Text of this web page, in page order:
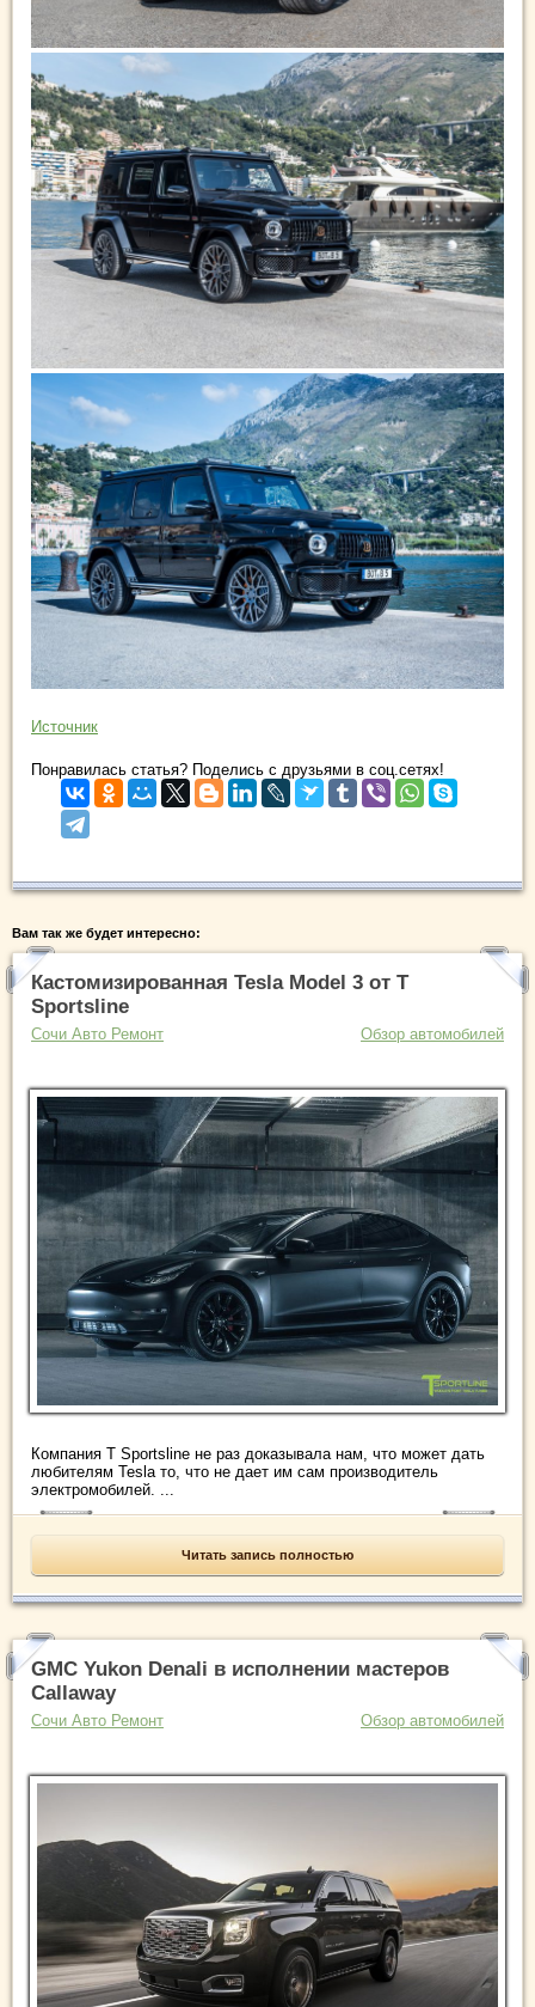
Источник
Понравилась статья? Поделись с друзьями в соц.сетях!
Вам так же будет интересно:
Кастомизированная Tesla Model 3 от T
Sportsline
Сочи Авто Ремонт Обзор автомобилей
Компания T Sportsline не раз доказывала нам, что может дать
любителям Tesla то, что не дает им сам производитель
электромобилей. ...
Читать запись полностью
GMC Yukon Denali в исполнении мастеров
Callaway
Сочи Авто Ремонт Обзор автомобилей